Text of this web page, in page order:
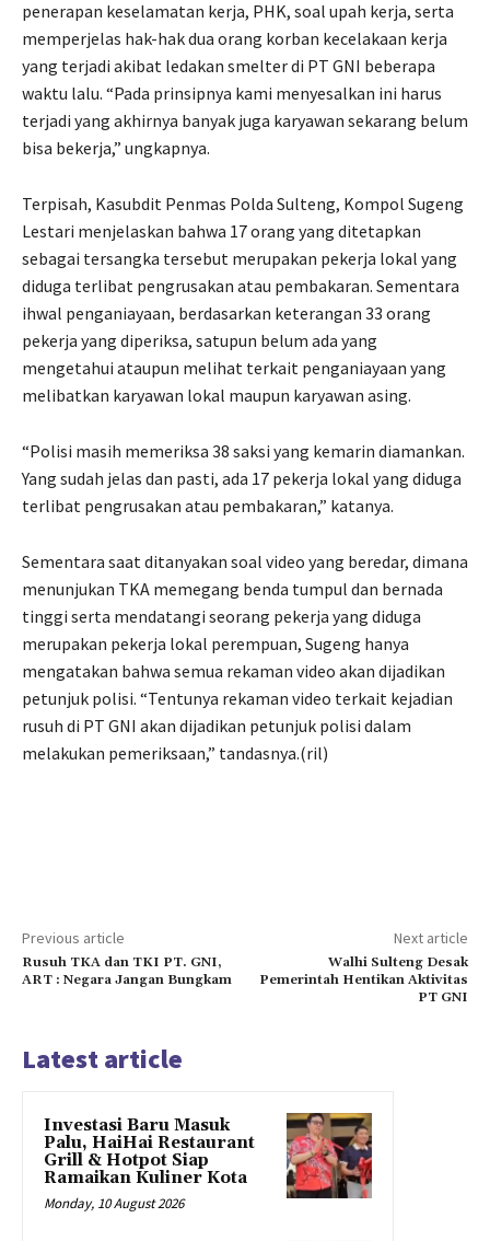
penerapan keselamatan kerja, PHK, soal upah kerja, serta
memperjelas hak-hak dua orang korban kecelakaan kerja
yang terjadi akibat ledakan smelter di PT GNI beberapa
waktu lalu. “Pada prinsipnya kami menyesalkan ini harus
terjadi yang akhirnya banyak juga karyawan sekarang belum
bisa bekerja,” ungkapnya.
Terpisah, Kasubdit Penmas Polda Sulteng, Kompol Sugeng
Lestari menjelaskan bahwa 17 orang yang ditetapkan
sebagai tersangka tersebut merupakan pekerja lokal yang
diduga terlibat pengrusakan atau pembakaran. Sementara
ihwal penganiayaan, berdasarkan keterangan 33 orang
pekerja yang diperiksa, satupun belum ada yang
mengetahui ataupun melihat terkait penganiayaan yang
melibatkan karyawan lokal maupun karyawan asing.
“Polisi masih memeriksa 38 saksi yang kemarin diamankan.
Yang sudah jelas dan pasti, ada 17 pekerja lokal yang diduga
terlibat pengrusakan atau pembakaran,” katanya.
Sementara saat ditanyakan soal video yang beredar, dimana
menunjukan TKA memegang benda tumpul dan bernada
tinggi serta mendatangi seorang pekerja yang diduga
merupakan pekerja lokal perempuan, Sugeng hanya
mengatakan bahwa semua rekaman video akan dijadikan
petunjuk polisi. “Tentunya rekaman video terkait kejadian
rusuh di PT GNI akan dijadikan petunjuk polisi dalam
melakukan pemeriksaan,” tandasnya.(ril)
Previous article
Rusuh TKA dan TKI PT. GNI,
ART : Negara Jangan Bungkam
Next article
Walhi Sulteng Desak
Pemerintah Hentikan Aktivitas
PT GNI
Latest article
Investasi Baru Masuk
Palu, HaiHai Restaurant
Grill & Hotpot Siap
Ramaikan Kuliner Kota
Monday, 10 August 2026